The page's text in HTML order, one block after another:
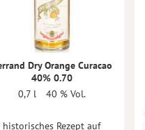
Dry Orange Curacao
40% 0.70
0,7 l
40 % Vol.
historisches Rezept auf